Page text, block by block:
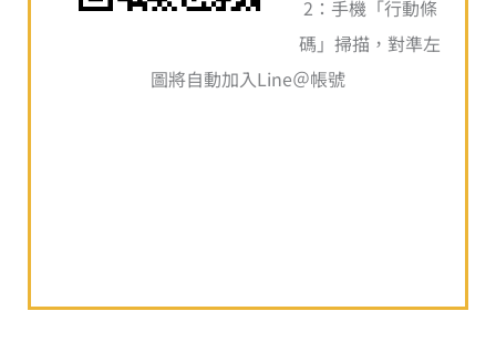
2：手機「行動條
碼」掃描，對準左
圖將自動加入Line＠帳號